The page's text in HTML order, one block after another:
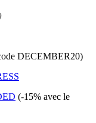
DECEMBER20)
(-15% avec le